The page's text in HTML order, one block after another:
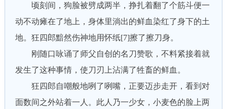
顷刻间，狗脸被劈成两半，挣扎着翻了个筋斗便一
动不动瘫在了地上，身体里淌出的鲜血染红了身下的土
地。狂四郎黯然伤神地用怀纸[7]擦了擦刀身。
刚随口咏诵了师父自创的名刀赞歌，不料紧接着就
发生了这种事情，使刀刃上沾满了牲畜的鲜血。
狂四郎自嘲般地咧了咧嘴，正要迈步走开，看到对
面数间之外站着一人。此人乃一少女，小麦色的脸上两